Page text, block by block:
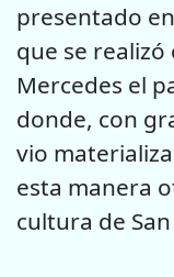
presentado
que se realizó
Mercedes el
donde, con
vio
esta manera
cultura de San